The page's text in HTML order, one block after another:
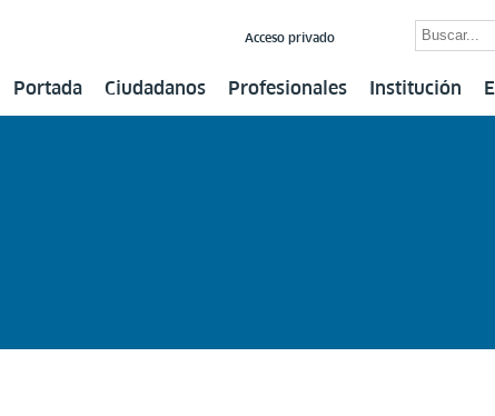
Acceso privado
Portada Ciudadanos Profesionales Institución